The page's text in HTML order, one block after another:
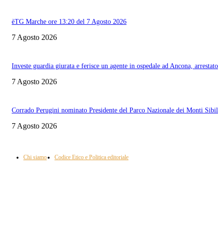
èTG Marche ore 13:20 del 7 Agosto 2026
7 Agosto 2026
Investe guardia giurata e ferisce un agente in ospedale ad Ancona, arrestato
7 Agosto 2026
Corrado Perugini nominato Presidente del Parco Nazionale dei Monti
7 Agosto 2026
Chi siamo Codice Etico e Politica editoriale